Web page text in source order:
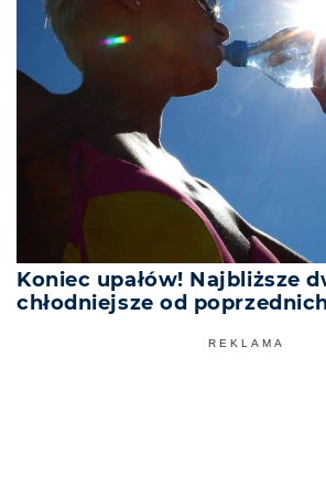
Koniec upałów! Najbliższe
chłodniejsze od
REKLAMA